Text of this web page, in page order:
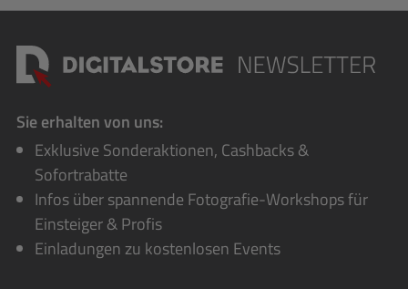
Sie erhalten von uns:
Exklusive Sonderaktionen, Cashbacks &
Sofortrabatte
Infos über spannende Fotografie-Workshops für
Einsteiger & Profis
Einladungen zu kostenlosen Events